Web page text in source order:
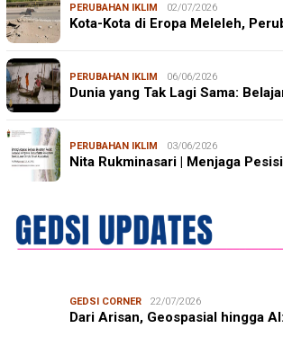
PERUBAHAN IKLIM 02/07/2026
Kota-Kota di Eropa Meleleh,
PERUBAHAN IKLIM 06/06/2026
Dunia yang Tak Lagi Sama:
PERUBAHAN IKLIM 03/06/2026
Nita Rukminasari | Menjaga
GEDSI CORNER 22/07/2026
Dari Arisan, Geospasial hingga